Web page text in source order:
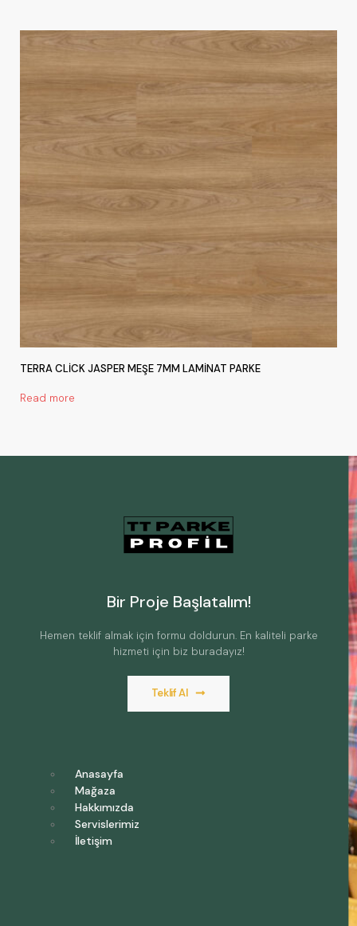
TERRA CLİCK JASPER MEŞE 7MM LAMİNAT PARKE
Read more
Bir Proje Başlatalım!
Hemen teklif almak için formu doldurun. En kaliteli parke
hizmeti için biz buradayız!
Teklif Al
Anasayfa
Mağaza
Hakkımızda
Servislerimiz
İletişim